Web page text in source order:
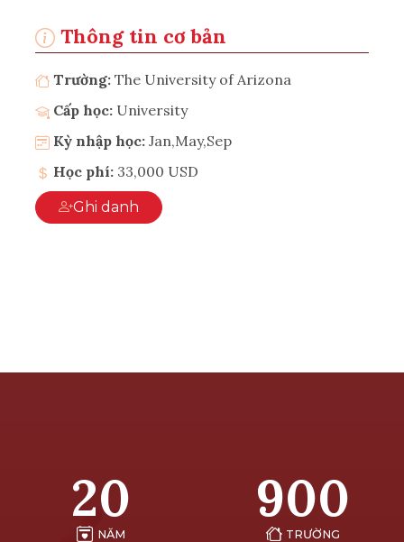
Thông tin cơ bản
Trường: The University of Arizona
Cấp học: University
Kỳ nhập học: Jan,May,Sep
Học phí: 33,000 USD
Ghi danh
20
NĂM
900
TRƯỜNG